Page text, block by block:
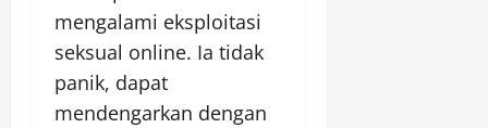
mengalami eksploitasi
seksual online. Ia tidak
panik, dapat
mendengarkan dengan